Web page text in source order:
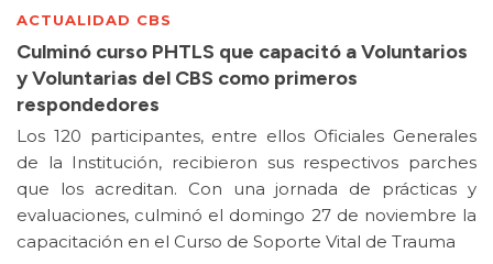
ACTUALIDAD CBS
Culminó curso PHTLS que capacitó a Voluntarios
y Voluntarias del CBS como primeros
respondedores
Los 120 participantes, entre ellos Oficiales Generales
de la Institución, recibieron sus respectivos parches
que los acreditan. Con una jornada de prácticas y
evaluaciones, culminó el domingo 27 de noviembre la
capacitación en el Curso de Soporte Vital de Trauma